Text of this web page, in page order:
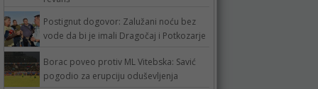
Postignut dogovor: Zalužani noću bez
vode da bi je imali Dragočaj i Potkozarje
Borac poveo protiv ML Vitebska: Savić
pogodio za erupciju oduševljenja